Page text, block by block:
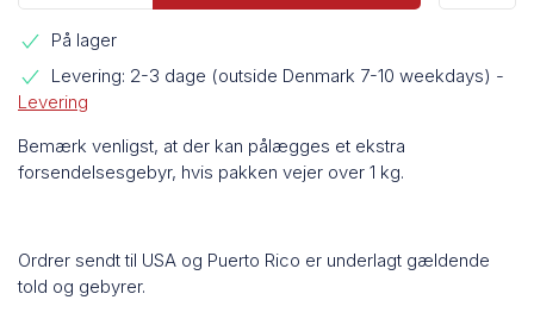
På lager
Levering: 2-3 dage (outside Denmark 7-10 weekdays) -
Levering
Bemærk venligst, at der kan pålægges et ekstra
forsendelsesgebyr, hvis pakken vejer over 1 kg.
Ordrer sendt til USA og Puerto Rico er underlagt gældende
told og gebyrer.